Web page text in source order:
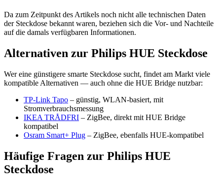
Da zum Zeitpunkt des Artikels noch nicht alle technischen Daten
der Steckdose bekannt waren, beziehen sich die Vor- und Nachteile
auf die damals verfügbaren Informationen.
Alternativen zur Philips HUE Steckdose
Wer eine günstigere smarte Steckdose sucht, findet am Markt viele
kompatible Alternativen — auch ohne die HUE Bridge nutzbar:
TP-Link Tapo – günstig, WLAN-basiert, mit
Stromverbrauchsmessung
IKEA TRÅDFRI – ZigBee, direkt mit HUE Bridge
kompatibel
Osram Smart+ Plug – ZigBee, ebenfalls HUE-kompatibel
Häufige Fragen zur Philips HUE
Steckdose